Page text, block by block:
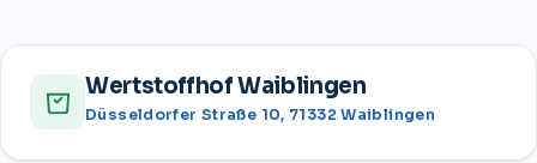
Wertstoffhof Waiblingen
Düsseldorfer Straße 10, 71332 Waiblingen